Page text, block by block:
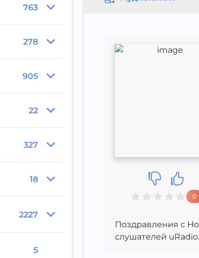
763
278
905
22
327
18
2227
5
0
Поздравления с
слушателей